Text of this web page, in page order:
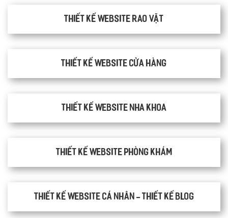
thiết kế website rao vặt
Thiết kế website cửa hàng
Thiết kế website nha khoa
thiết kế website phòng khám
Thiết kế website cá nhân - Thiết kế blog